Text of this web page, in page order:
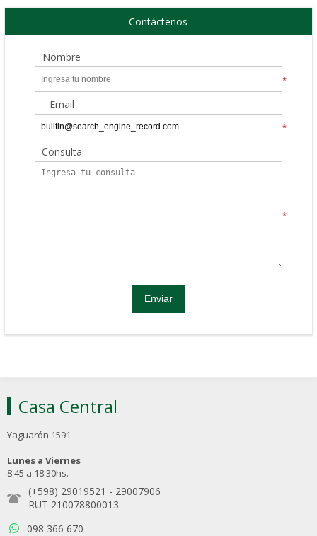
Contáctenos
Nombre
*
Email
*
Consulta
*
Casa Central
Yaguarón 1591
Lunes a Viernes
8:45 a 18:30hs.
(+598) 29019521 - 29007906
RUT 210078800013
098 366 670